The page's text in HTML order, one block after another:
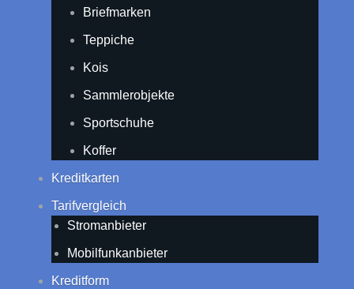
Briefmarken
Teppiche
Kois
Sammlerobjekte
Sportschuhe
Koffer
Kreditkarten
Tarifvergleich
Stromanbieter
Mobilfunkanbieter
Kreditform